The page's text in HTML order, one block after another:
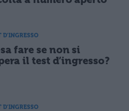
automatizzate o tradizionali
D'INGRESSO
fare se non si
il test d’ingresso?
D'INGRESSO